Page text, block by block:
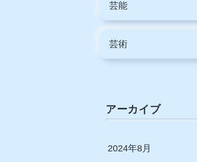
芸能
芸術
アーカイブ
2024年8月